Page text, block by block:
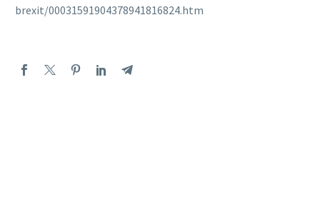
brexit/00031591904378941816824.htm